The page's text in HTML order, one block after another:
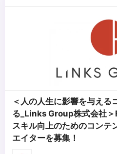
＜人の人生に影響を与える
る_Links Group株式会社
スキル向上のためのコンテ
エイターを募集！